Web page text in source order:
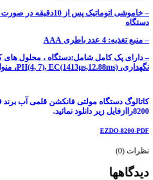
– خاموشی اتوماتیک پس از
دستگاه
– منبع تغذیه: 4 عدد باطری AAA
– دارای پک کامل شامل:دستگاه ، محلول های
نگهداری، PH(4, 7), EC(1413µs,12.88ms)، منوال و جعبه حمل
8200راازفایل زیر دانلود نمائید.
EZDO-8200-PDF
نظرات (0)
دیدگاهها